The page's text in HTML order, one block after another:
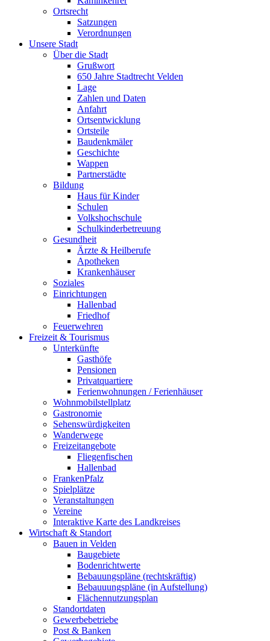
Ortsrecht
Satzungen
Verordnungen
Unsere Stadt
Über die Stadt
Grußwort
650 Jahre Stadtrecht Velden
Lage
Zahlen und Daten
Anfahrt
Ortsentwicklung
Ortsteile
Baudenkmäler
Geschichte
Wappen
Partnerstädte
Bildung
Haus für Kinder
Schulen
Volkshochschule
Schulkinderbetreuung
Gesundheit
Ärzte & Heilberufe
Apotheken
Krankenhäuser
Soziales
Einrichtungen
Hallenbad
Friedhof
Feuerwehren
Freizeit & Tourismus
Unterkünfte
Gasthöfe
Pensionen
Privatquartiere
Ferienwohnungen / Ferienhäuser
Wohnmobilstellplatz
Gastronomie
Sehenswürdigkeiten
Wanderwege
Freizeitangebote
Fliegenfischen
Hallenbad
FrankenPfalz
Spielplätze
Veranstaltungen
Vereine
Interaktive Karte des Landkreises
Wirtschaft & Standort
Bauen in Velden
Baugebiete
Bodenrichtwerte
Bebauungspläne (rechtskräftig)
Bebauuungspläne (in Aufstellung)
Flächennutzungsplan
Standortdaten
Gewerbebetriebe
Post & Banken